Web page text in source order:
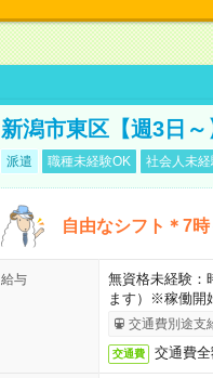
新潟市東区【週3日
派遣 職種未経験OK 社会人未経
自由なシフト＊7
給与
無資格未経験
ます）※稼働開
交通費別途支
交通費 交通費